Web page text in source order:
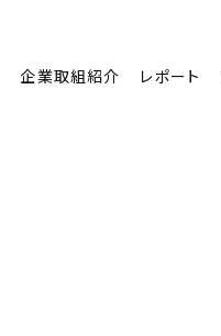
企業取組紹介 レポート